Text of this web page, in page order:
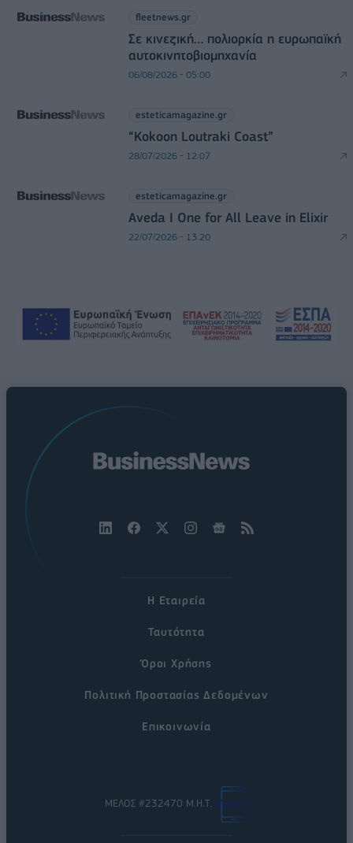
fleetnews.gr
Σε κινεζική… πολιορκία η ευρωπαϊκή
αυτοκινητοβιομηχανία
06/08/2026 - 05:00
esteticamagazine.gr
“Kokoon Loutraki Coast”
28/07/2026 - 12:07
esteticamagazine.gr
Aveda I One for All Leave in Elixir
22/07/2026 - 13:20
Η Εταιρεία
Ταυτότητα
Όροι Χρήσης
Πολιτική Προστασίας Δεδομένων
Επικοινωνία
ΜΕΛΟΣ #232470 Μ.Η.Τ.